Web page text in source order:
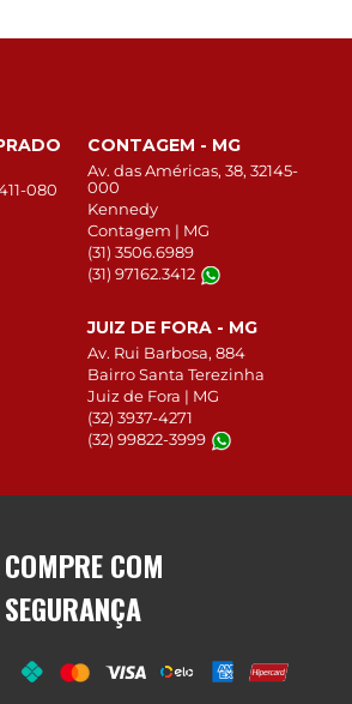
080
CONTAGEM - MG
Av. das Américas, 38, 32145-
000
Kennedy
Contagem | MG
(31) 3506.6989
(31) 97162.3412
JUIZ DE FORA - MG
Av. Rui Barbosa, 884
Bairro Santa Terezinha
Juiz de Fora | MG
(32) 3937-4271
(32) 99822-3999
COMPRE COM
SEGURANÇA